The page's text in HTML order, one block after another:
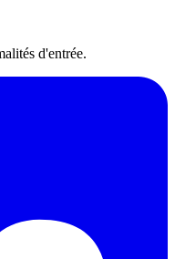
d'entrée.